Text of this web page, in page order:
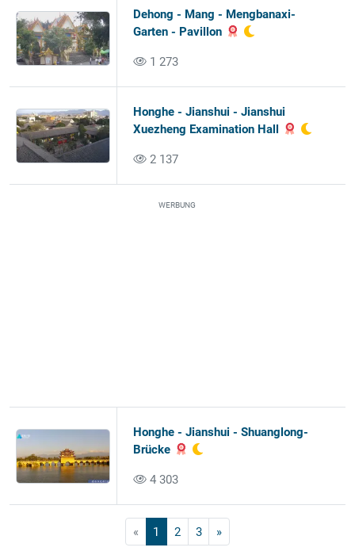
Dehong - Mang - Mengbanaxi-
Garten - Pavillon
1 273
Honghe - Jianshui - Jianshui
Xuezheng Examination Hall
2 137
WERBUNG
Honghe - Jianshui - Shuanglong-
Brücke
4 303
« 1 2 3 »